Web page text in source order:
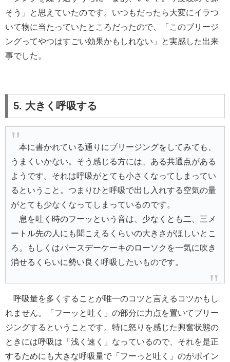
そう」と思えていたのです。いつもだったら大変にイラつ
いて物に当たっていたところだったので、「このブリージ
ングってやつはすごい効果かもしれない」と実感した出来
事でした。
5. 大きく呼吸する
本に書かれている通りにブリージングをしてみても、
うまくいかない。そう感じる方には、ある共通点がある
ようです。それは呼吸がとても小さくなってしまってい
るということ。つまりひと呼吸で出し入れする空気の量
がとても少なくなってしまっているのです。
息を吐く時のフーッという音は、少なくとも二、三メ
ートル先の人にも聞こえるくらいの大きさがほしいとこ
ろ。もしくはバースデーケーキのローソクを一気に吹き
消せるくらいに勢い良く呼吸したいものです。
呼吸量を多くすることが唯一のコツと言えるコツかもし
れません。「フーッと吐く」の部分に力点を置いてブリー
ジングするということです。特に怒りを感じた興奮状態の
ときには呼吸は「浅く速く」なっているので、それを是正
するためにも大きな呼吸量で「フーっと吐く」のがポイン